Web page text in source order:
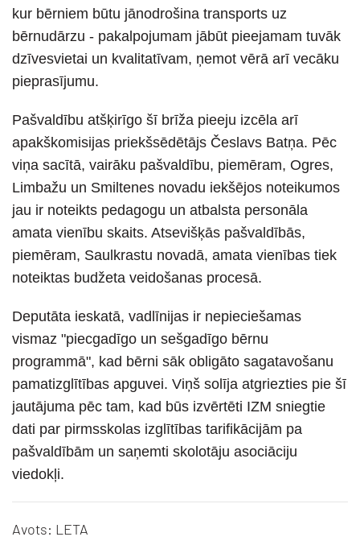
kur bērniem būtu jānodrošina transports uz
bērnudārzu - pakalpojumam jābūt pieejamam tuvāk
dzīvesvietai un kvalitatīvam, ņemot vērā arī vecāku
pieprasījumu.
Pašvaldību atšķirīgo šī brīža pieeju izcēla arī
apakškomisijas priekšsēdētājs Česlavs Batņa. Pēc
viņa sacītā, vairāku pašvaldību, piemēram, Ogres,
Limbažu un Smiltenes novadu iekšējos noteikumos
jau ir noteikts pedagogu un atbalsta personāla
amata vienību skaits. Atsevišķās pašvaldībās,
piemēram, Saulkrastu novadā, amata vienības tiek
noteiktas budžeta veidošanas procesā.
Deputāta ieskatā, vadlīnijas ir nepieciešamas
vismaz "piecgadīgo un sešgadīgo bērnu
programmā", kad bērni sāk obligāto sagatavošanu
pamatizglītības apguvei. Viņš solīja atgriezties pie šī
jautājuma pēc tam, kad būs izvērtēti IZM sniegtie
dati par pirmsskolas izglītības tarifikācijām pa
pašvaldībām un saņemti skolotāju asociāciju
viedokļi.
Avots: LETA